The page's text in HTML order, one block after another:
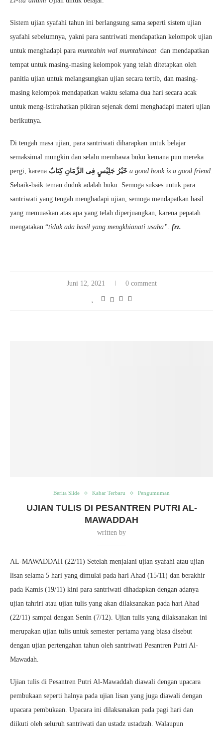
Sistem ujian syafahi tahun ini berlangsung sama seperti sistem ujian
syafahi sebelumnya, yakni para santriwati mendapatkan kelompok ujian
untuk menghadapi para mumtahin wal mumtahinaat dan mendapatkan
tempat untuk masing-masing kelompok yang telah ditetapkan oleh
panitia ujian untuk melangsungkan ujian secara tertib, dan masing-
masing kelompok mendapatkan waktu selama dua hari secara acak
untuk meng-istirahatkan pikiran sejenak demi menghadapi materi ujian
berikutnya.
Di tengah masa ujian, para santriwati diharapkan untuk belajar
semaksimal mungkin dan selalu membawa buku kemana pun mereka
pergi, karena خَيْرُ جَلِيْسٍ فِى الزَّمَانِ كِتَابٌ a good book is a good friend.
Sebaik-baik teman duduk adalah buku. Semoga sukses untuk para
santriwati yang tengah menghadapi ujian, semoga mendapatkan hasil
yang memuaskan atas apa yang telah diperjuangkan, karena pepatah
mengatakan “tidak ada hasil yang mengkhianati usaha”. frz.
Juni 12, 2021 0 comment
Berita Slide Kabar Terbaru Pengumuman
UJIAN TULIS DI PESANTREN PUTRI AL-
MAWADDAH
written by
AL-MAWADDAH (22/11) Setelah menjalani ujian syafahi atau ujian
lisan selama 5 hari yang dimulai pada hari Ahad (15/11) dan berakhir
pada Kamis (19/11) kini para santriwati dihadapkan dengan adanya
ujian tahriri atau ujian tulis yang akan dilaksanakan pada hari Ahad
(22/11) sampai dengan Senin (7/12). Ujian tulis yang dilaksanakan ini
merupakan ujian tulis untuk semester pertama yang biasa disebut
dengan ujian pertengahan tahun oleh santriwati Pesantren Putri Al-
Mawadah.
Ujian tulis di Pesantren Putri Al-Mawaddah diawali dengan upacara
pembukaan seperti halnya pada ujian lisan yang juga diawali dengan
upacara pembukaan. Upacara ini dilaksanakan pada pagi hari dan
diikuti oleh seluruh santriwati dan ustadz ustadzah. Walaupun